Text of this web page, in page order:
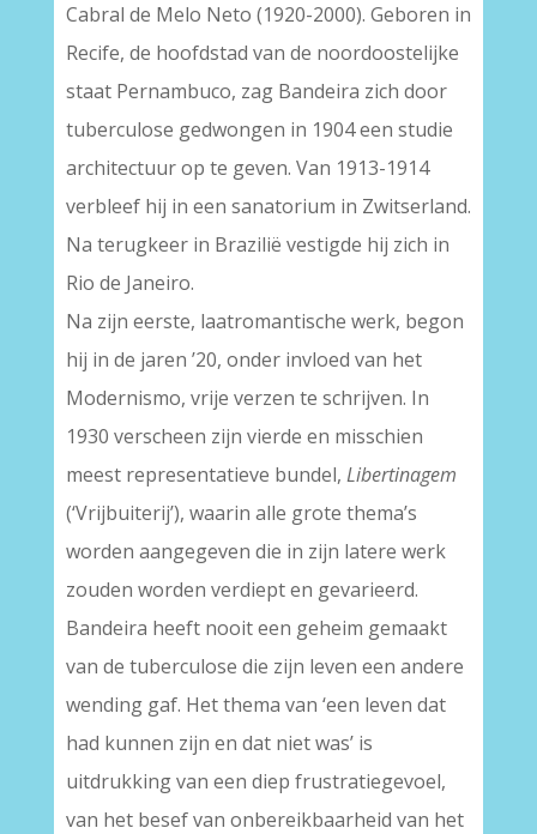
Cabral de Melo Neto (1920-2000). Geboren in
Recife, de hoofdstad van de noordoostelijke
staat Pernambuco, zag Bandeira zich door
tuberculose gedwongen in 1904 een studie
architectuur op te geven. Van 1913-1914
verbleef hij in een sanatorium in Zwitserland.
Na terugkeer in Brazilië vestigde hij zich in
Rio de Janeiro.
Na zijn eerste, laatromantische werk, begon
hij in de jaren ’20, onder invloed van het
Modernismo, vrije verzen te schrijven. In
1930 verscheen zijn vierde en misschien
meest representatieve bundel, Libertinagem
(‘Vrijbuiterij’), waarin alle grote thema’s
worden aangegeven die in zijn latere werk
zouden worden verdiept en gevarieerd.
Bandeira heeft nooit een geheim gemaakt
van de tuberculose die zijn leven een andere
wending gaf. Het thema van ‘een leven dat
had kunnen zijn en dat niet was’ is
uitdrukking van een diep frustratiegevoel,
van het besef van onbereikbaarheid van het